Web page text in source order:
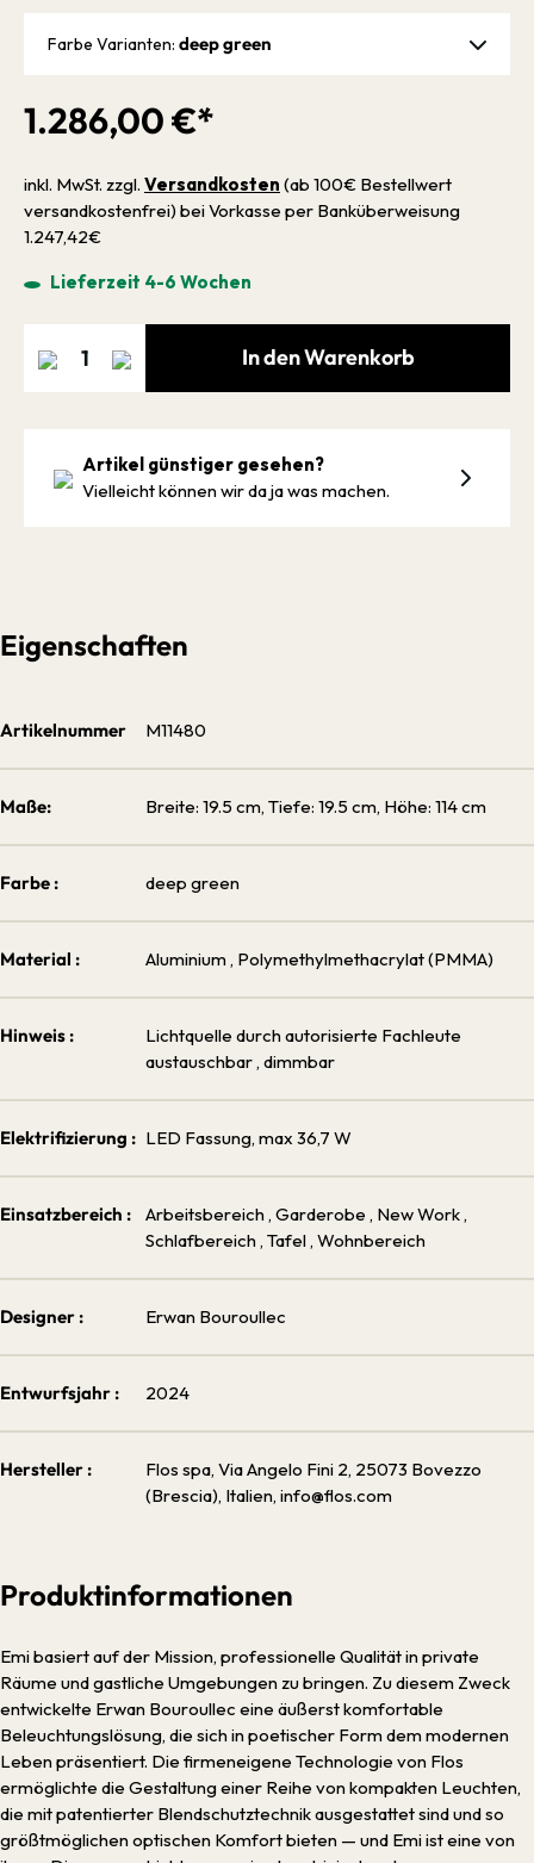
1.286,00 €*
inkl. MwSt. zzgl. Versandkosten (ab 100€ Bestellwert
versandkostenfrei) bei Vorkasse per Banküberweisung
1.247,42€
Lieferzeit 4-6 Wochen
Farbe Varianten: deep green
In den Warenkorb
Artikel günstiger gesehen?
Vielleicht können wir da ja was machen.
Eigenschaften
Artikelnummer M11480
Maße: Breite: 19.5 cm, Tiefe: 19.5 cm, Höhe: 114 cm
Farbe : deep green
Material : Aluminium , Polymethylmethacrylat (PMMA)
Hinweis :
Lichtquelle durch autorisierte Fachleute
austauschbar , dimmbar
Elektrifizierung : LED Fassung, max 36,7 W
Einsatzbereich : Arbeitsbereich , Garderobe , New Work ,
Schlafbereich , Tafel , Wohnbereich
Designer : Erwan Bouroullec
Entwurfsjahr : 2024
Hersteller :
Flos spa, Via Angelo Fini 2, 25073 Bovezzo
(Brescia), Italien, info@flos.com
Produktinformationen
Emi basiert auf der Mission, professionelle Qualität in private
Räume und gastliche Umgebungen zu bringen. Zu diesem Zweck
entwickelte Erwan Bouroullec eine äußerst komfortable
Beleuchtungslösung, die sich in poetischer Form dem modernen
Leben präsentiert. Die firmeneigene Technologie von Flos
ermöglichte die Gestaltung einer Reihe von kompakten Leuchten,
die mit patentierter Blendschutztechnik ausgestattet sind und so
größtmöglichen optischen Komfort bieten — und Emi ist eine von